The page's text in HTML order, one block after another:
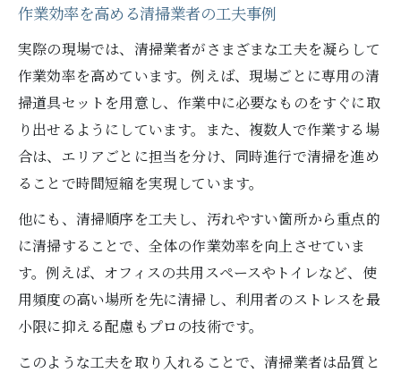
作業効率を高める清掃業者の工夫事例
実際の現場では、清掃業者がさまざまな工夫を凝らして
作業効率を高めています。例えば、現場ごとに専用の清
掃道具セットを用意し、作業中に必要なものをすぐに取
り出せるようにしています。また、複数人で作業する場
合は、エリアごとに担当を分け、同時進行で清掃を進め
ることで時間短縮を実現しています。
他にも、清掃順序を工夫し、汚れやすい箇所から重点的
に清掃することで、全体の作業効率を向上させていま
す。例えば、オフィスの共用スペースやトイレなど、使
用頻度の高い場所を先に清掃し、利用者のストレスを最
小限に抑える配慮もプロの技術です。
このような工夫を取り入れることで、清掃業者は品質と